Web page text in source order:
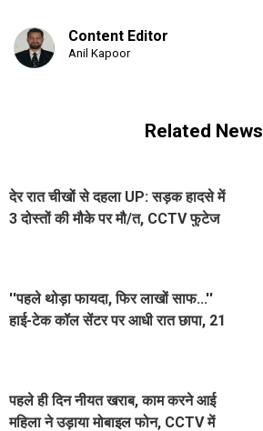
Content Editor
Anil Kapoor
Related News
देर रात चीखों से दहला UP: सड़क हादसे में
3 दोस्तों की मौके पर मौ/त, CCTV फुटेज
''पहले थोड़ा फायदा, फिर लाखों साफ...''
हाई-टेक कॉल सेंटर पर आधी रात छापा, 21
पहले ही दिन नीयत खराब, काम करने आई
महिला ने उड़ाया मोबाइल फोन, CCTV में